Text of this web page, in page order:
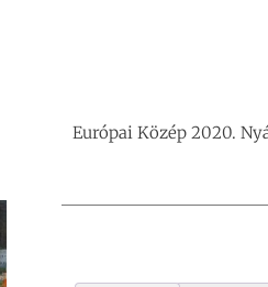
Európai Közép 2020.